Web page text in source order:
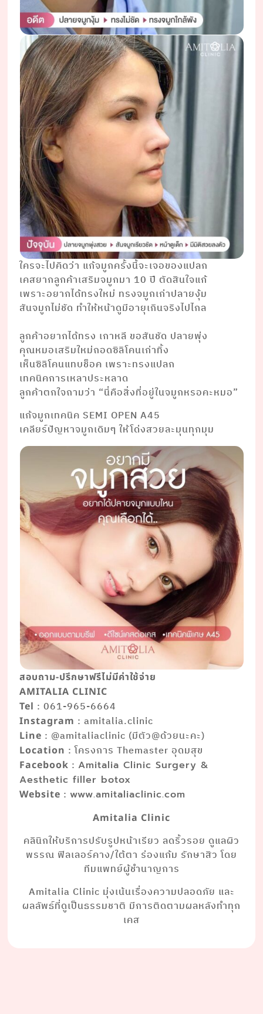
ใครจะไปคิดว่า แก้จมูกครั้งนี้จะเจอของแปลก
เคสยากลูกค้าเสริมจมูกมา 10 ปี ตัดสินใจแก้
เพราะอยากได้ทรงใหม่ ทรงจมูกเก่าปลายงุ้ม
สันจมูกไม่ชัด ทำให้หน้าดูมีอายุเกินจริงไปไกล
ลูกค้าอยากได้ทรง เกาหลี ขอสันชัด ปลายพุ่ง
คุณหมอเสริมใหม่ถอดซิลิโคนเก่าทิ้ง
เห็นซิลิโคนแทบช็อค เพราะทรงแปลก
เทคนิคการเหลาประหลาด
ลูกค้าตกใจถามว่า “นี่คือสิ่งที่อยู่ในจมูกหรอคะหมอ”
แก้จมูกเทคนิค SEMI OPEN A45
เคลียร์ปัญหาจมูกเดิมๆ ให้โด่งสวยละมุนทุกมุม
สอบถาม-ปรึกษาฟรีไม่มีค่าใช้จ่าย
AMITALIA CLINIC
Tel : 061-965-6664
Instagram : amitalia.clinic
Line : @amitaliaclinic (มีตัว@ด้วยนะคะ)
Location : โครงการ Themaster อุดมสุข
Facebook :Amitalia Clinic Surgery &
Aesthetic filler botox
Website :www.amitaliaclinic.com
Amitalia Clinic
คลินิกให้บริการปรับรูปหน้าเรียว ลดริ้วรอย ดูแลผิว
พรรณ ฟิลเลอร์คาง/ใต้ตา ร่องแก้ม รักษาสิว โดย
ทีมแพทย์ผู้ชำนาญการ
Amitalia Clinic มุ่งเน้นเรื่องความปลอดภัย และ
ผลลัพธ์ที่ดูเป็นธรรมชาติ มีการติดตามผลหลังทำทุก
เคส